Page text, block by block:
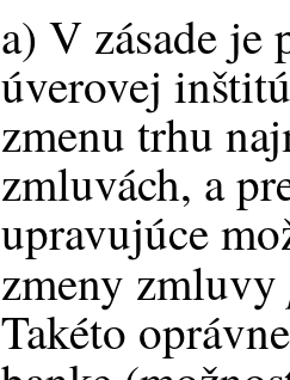
a) V zásade je
úverovej
zmenu trhu
zmluvách, a
upravujúce
zmeny zmluvy
Takéto